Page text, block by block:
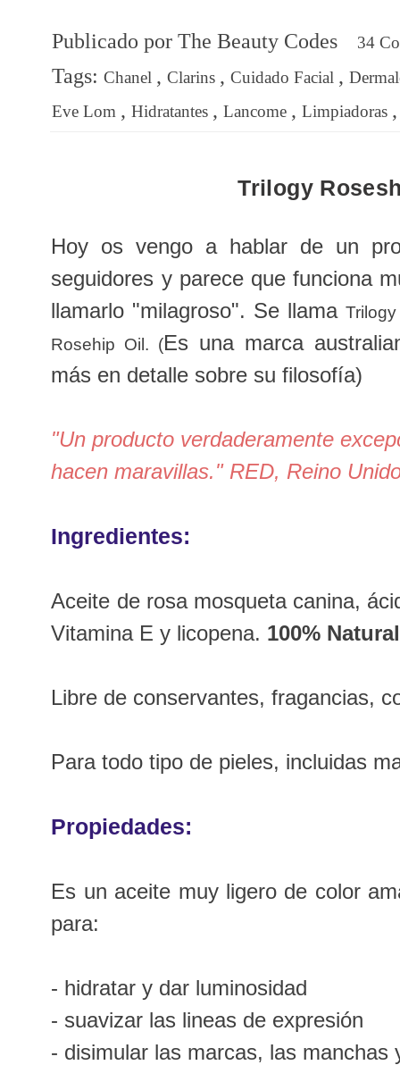
Publicado porThe Beauty Codes 34
Tags:Chanel ,Clarins ,Cuidado Facial ,
Eve Lom ,Hidratantes ,Lancome ,Limpiadoras
Trilogy
Hoy os vengo a hablar de un
seguidores y parece que funciona
llamarlo "milagroso". Se llama
Rosehip Oil. (Es una marca
más en detalle sobre su filosofía)
"Un producto verdaderamente
hacen maravillas." RED, Reino
Ingredientes:
Aceite de rosa mosqueta canina,
Vitamina E y licopena. 100%
Libre de conservantes, fragancias,
Para todo tipo de pieles, incluidas
Propiedades:
Es un aceite muy ligero de color
para:
- hidratar y dar luminosidad
- suavizar las lineas de expresión
- disimular las marcas, las manchas